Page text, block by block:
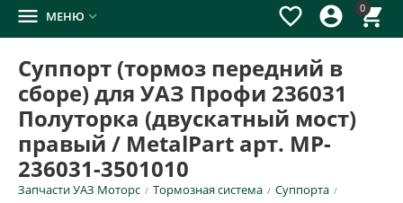
0



 МЕНЮ 
Суппорт (тормоз передний в
сборе) для УАЗ Профи 236031
Полуторка (двускатный мост)
правый / MetalPart арт. MP-
236031-3501010
Запчасти УАЗ Моторс / Тормозная система / Суппорта /
Суппорт (тормоз передний в сборе) для УАЗ Профи 236031
Полуторка (двускатный мост) правый / MetalPart арт. MP-
236031-3501010
Укажите e-mail и\или номер телефона для SMS уведомления.
E-mail для уведомления письмом
Номер телефона для SMS уведомления